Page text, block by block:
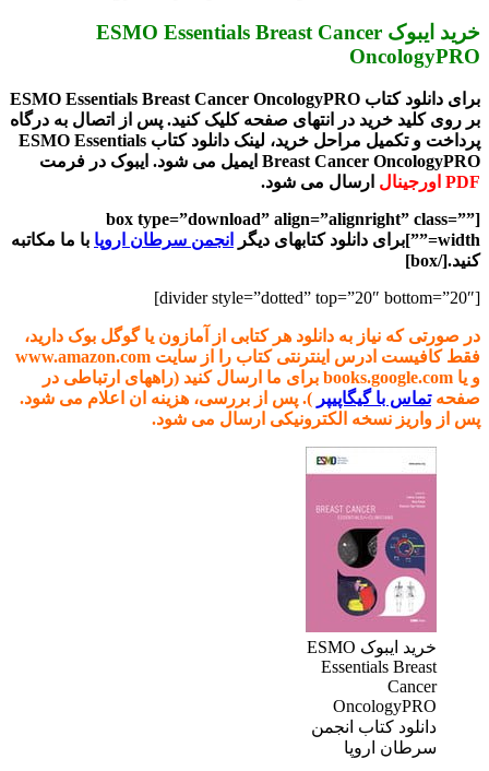
خرید ایبوک ESMO Essentials Breast Cancer
OncologyPRO
برای دانلود کتاب ESMO Essentials Breast Cancer OncologyPRO
بر روی کلید خرید در انتهای صفحه کلیک کنید. پس از اتصال به درگاه
پرداخت و تکمیل مراحل خرید، لینک دانلود کتاب ESMO Essentials
Breast Cancer OncologyPRO ایمیل می شود. ایبوک در فرمت
PDF اورجینال
ارسال می شود.
[box type=”download” align=”alignright” class=””
width=””]برای دانلود کتابهای دیگر
انجمن سرطان اروپا با ما مکاتبه
کنید.[/box]
[divider style=”dotted” top=”20″ bottom=”20″]
در صورتی که نیاز به دانلود هر کتابی از آمازون یا گوگل بوک دارید،
فقط کافیست ادرس اینترنتی کتاب را از سایت www.amazon.com
و یا books.google.com برای ما ارسال کنید (راههای ارتباطی در
صفحهتماس با گیگاپیپر ). پس از بررسی، هزینه ان اعلام می شود.
پس از واریز نسخه الکترونیکی ارسال می شود.
خرید ایبوک ESMO
Essentials Breast
Cancer
OncologyPRO
دانلود کتاب انجمن
سرطان اروپا